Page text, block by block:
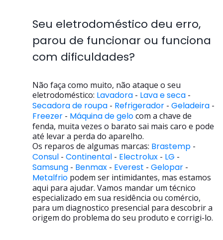
Seu eletrodoméstico deu erro,
parou de funcionar ou funciona
com dificuldades?
Não faça como muito, não ataque o seu
eletrodoméstico: Lavadora - Lava e seca -
Secadora de roupa - Refrigerador - Geladeira -
Freezer - Máquina de gelocom a chave de
fenda, muita vezes o barato sai mais caro e pode
até levar a perda do aparelho.
Os reparos de algumas marcas: Brastemp -
Consul - Continental - Electrolux - LG -
Samsung - Benmax - Everest - Gelopar -
Metalfrio podem ser intimidantes, mas estamos
aqui para ajudar. Vamos mandar um técnico
especializado em sua residência ou comércio,
para um diagnostico presencial para descobrir a
origem do problema do seu produto e corrigi-lo.